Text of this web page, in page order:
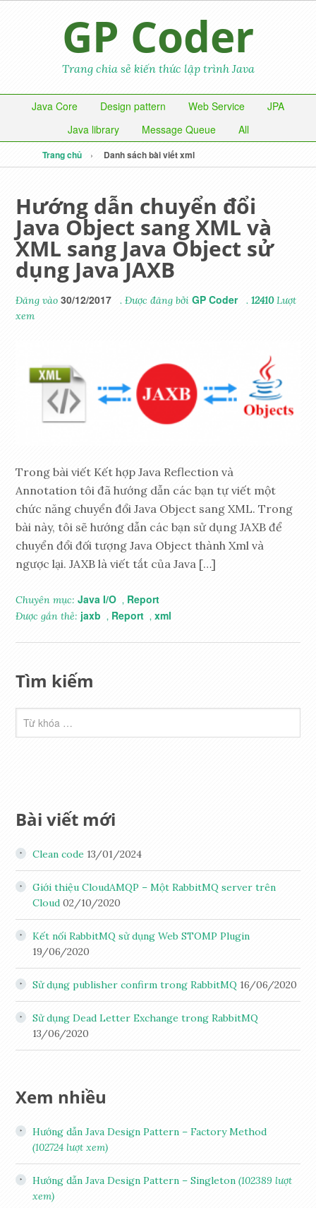
GP Coder
Trang chia sẻ kiến thức lập trình Java
Java Core Design pattern Web Service
JPA
Java library
Message Queue All
Trang chủ Danh sách bài viết xml
Hướng dẫn chuyển đổi
Java Object sang XML và
XML sang Java Object sử
dụng Java JAXB
Đăng vào30/12/2017 . Được đăng bởiGP Coder .12410Lượt
xem
Trong bài viết Kết hợp Java Reflection và
Annotation tôi đã hướng dẫn các bạn tự viết một
chức năng chuyển đổi Java Object sang XML. Trong
bài này, tôi sẽ hướng dẫn các bạn sử dụng JAXB để
chuyển đổi đối tượng Java Object thành Xml và
ngược lại. JAXB là viết tắt của Java […]
Chuyên mục:Java I/O , Report
Được gắn thẻ: jaxb , Report ,xml
Tìm kiếm
Bài viết mới
Clean code 13/01/2024
Giới thiệu CloudAMQP – Một RabbitMQ server trên
Cloud 02/10/2020
Kết nối RabbitMQ sử dụng Web STOMP Plugin
19/06/2020
Sử dụng publisher confirm trong RabbitMQ 16/06/2020
Sử dụng Dead Letter Exchange trong RabbitMQ
13/06/2020
Xem nhiều
Hướng dẫn Java Design Pattern – Factory Method
(102724 lượt xem)
Hướng dẫn Java Design Pattern – Singleton(102389 lượt
xem)